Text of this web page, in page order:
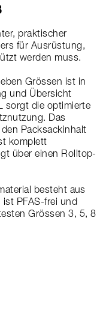
praktischer
für Ausrüstung,
werden muss.
Grössen ist in
und Übersicht
sorgt die optimierte
Das
Packsackinhalt
komplett
über einen Rolltop-
besteht aus
ist PFAS-frei und
Grössen 3, 5, 8